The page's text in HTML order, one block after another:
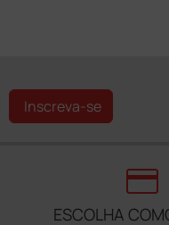
Inscreva-se
credit_card
ESCOLHA